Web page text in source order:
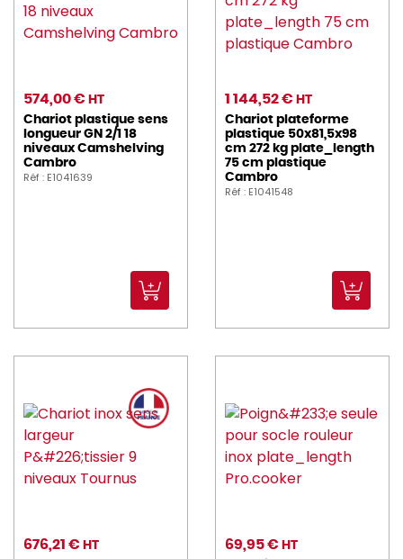
574,00 € HT
Chariot plastique sens
longueur GN 2/1 18
niveaux Camshelving
Cambro
Réf : E1041639
1 144,52 € HT
Chariot plateforme
plastique 50x81,5x98
cm 272 kg plate_length
75 cm plastique
Cambro
Réf : E1041548
676,21 € HT 69,95 € HT